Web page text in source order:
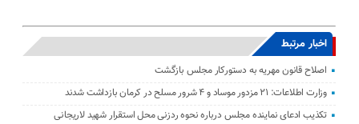
اخبار مرتبط
اصلاح قانون مهریه به دستورکار مجلس بازگشت
وزارت اطلاعات: ۲۱ مزدور موساد و ۴ شرور مسلح در کرمان بازداشت شدند
تکذیب ادعای نماینده مجلس درباره نحوه ردزنی محل استقرار شهید لاریجانی